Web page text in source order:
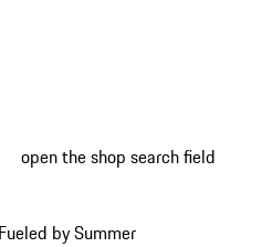
open the shop search field
Fueled by Summer